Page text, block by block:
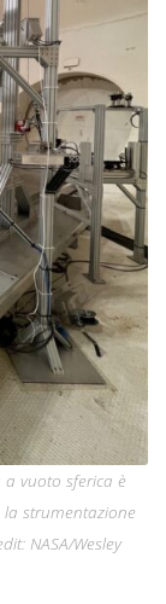
vuoto sferica è
strumentazione
NASA/Wesley